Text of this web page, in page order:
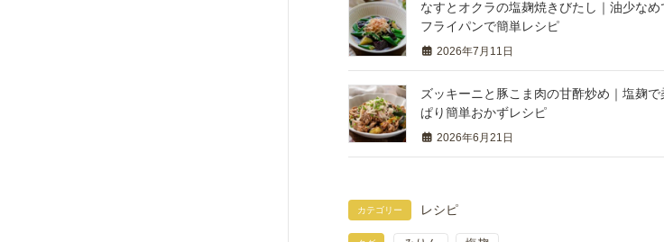
なすとオクラの塩麹焼きびたし｜油少なめ
フライパンで簡単レシピ
2026年7月11日
ズッキーニと豚こま肉の甘酢炒め｜塩麹で
ぱり簡単おかずレシピ
2026年6月21日
カテゴリー レシピ